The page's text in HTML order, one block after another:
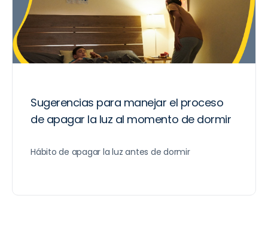
Sugerencias para manejar el proceso
de apagar la luz al momento de dormir
Hábito de apagar la luz antes de dormir